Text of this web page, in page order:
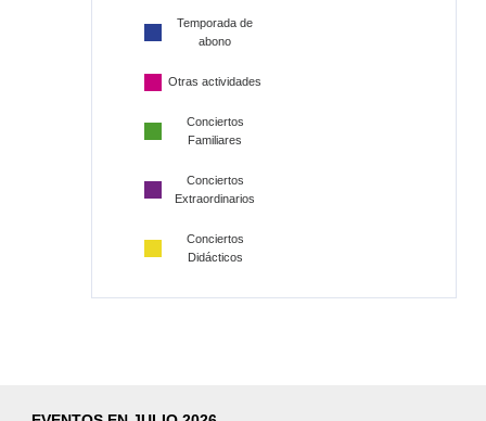
Temporada de
abono
Otras actividades
Conciertos
Familiares
Conciertos
Extraordinarios
Conciertos
Didácticos